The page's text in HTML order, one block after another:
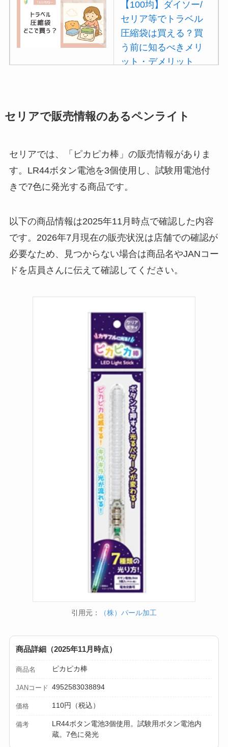
【100均】ダイソー/
セリア等でトラベル
圧縮袋は買える？買
う前に知るべきメリ
ット・デメリット
セリア等でポイズン
を解説！
セリア等でフロアラ
る？選び方＆使い方
を徹底ガイド！
【100均】ダイソー/
セリア等でハンディ
選び方ガイド！
【100均】ダイソー/
セリア等で帽子クリ
ップは買える？使い
方とおすすめも紹
介！
【100均】ダイソー/
セリア等でスパイス
ミルは買える？手
動・電動・ワンハン
ドの違いもわかりや
すく解説！
【100均】ダイソー/
セリア等でチャイル
ドシートカバーは買
える？代用品＆おす
すめ通販も紹介！
【100均】ダイソー/
セリア等でテントロ
買える？人気アイテ
る？選び方＆活用
セリアで販売情報のあるペンライト
セリアでは、「ピカピカ棒」の販売情報がありま
す。LR44ボタン電池を3個使用し、試験用電池付
きで7色に発光する商品です。
以下の商品情報は2025年11月時点で確認した内容
です。2026年7月現在の販売状況は店舗での確認が
必要なため、見つからない場合は商品名やJANコー
ドを店員さんに伝えて確認してください。
引用元： （株）パール加工
商品詳細（2025年11月時点）
商品名 ピカピカ棒
JANコード 4952583038894
価格 110円（税込）
備考
LR44ボタン電池3個使用。試験用ボタン電池内
蔵。7色に発光